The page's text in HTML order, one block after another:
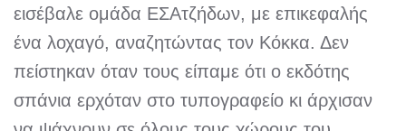
εισέβαλε ομάδα ΕΣΑτζήδων, με επικεφαλής
ένα λοχαγό, αναζητώντας τον Κόκκα. Δεν
πείστηκαν όταν τους είπαμε ότι ο εκδότης
σπάνια ερχόταν στο τυπογραφείο κι άρχισαν